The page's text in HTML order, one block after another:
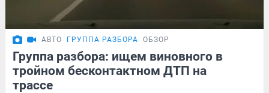
АВТО ГРУППА РАЗБОРА ОБЗОР
Группа разбора: ищем виновного в
тройном бесконтактном ДТП на
трассе